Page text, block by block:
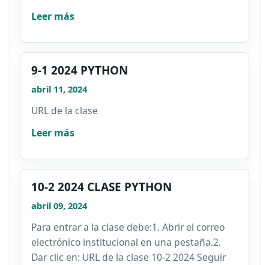
Leer más
9-1 2024 PYTHON
abril 11, 2024
URL de la clase
Leer más
10-2 2024 CLASE PYTHON
abril 09, 2024
Para entrar a la clase debe:1. Abrir el correo
electrónico institucional en una pestaña.2.
Dar clic en: URL de la clase 10-2 2024 Seguir